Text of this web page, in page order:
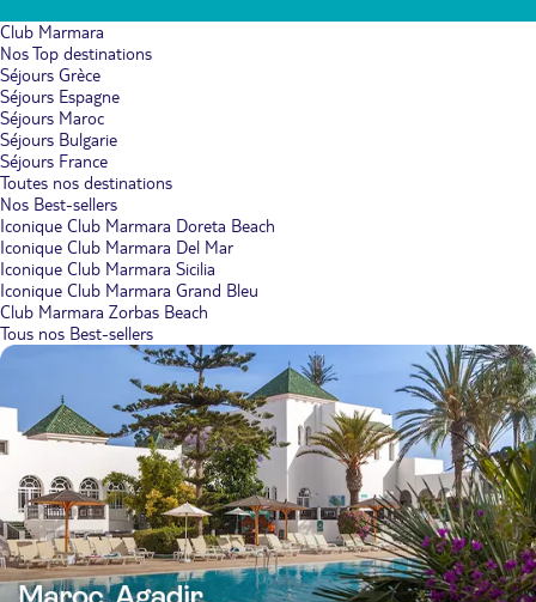
Club Marmara
Nos Top destinations
Séjours Grèce
Séjours Espagne
Séjours Maroc
Séjours Bulgarie
Séjours France
Toutes nos destinations
Nos Best-sellers
Iconique Club Marmara Doreta Beach
Iconique Club Marmara Del Mar
Iconique Club Marmara Sicilia
Iconique Club Marmara Grand Bleu
Club Marmara Zorbas Beach
Tous nos Best-sellers